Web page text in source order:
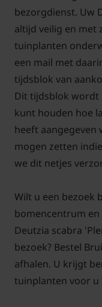
bezorgdienst. Uw
altijd veilig en met
tuinplanten
een mail met
tijdsblok van
Dit tijdsblok wordt
kunt houden hoe
heeft aangegeven
mogen zetten
we dit netjes
Wilt u een bezoek
bomencentrum
Deutzia scabra
bezoek? Bestel
afhalen. U krijgt
tuinplanten voor u